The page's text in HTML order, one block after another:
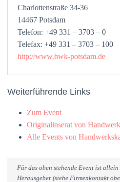
Charlottenstraße 34-36
14467 Potsdam
Telefon: +49 331 – 3703 – 0
Telefax: +49 331 – 3703 – 100
http://www.hwk-potsdam.de
Weiterführende Links
Zum Event
Originalinserat von
Alle Events von
Für das oben stehende Event ist
Herausgeber (siehe Firmenkontakt